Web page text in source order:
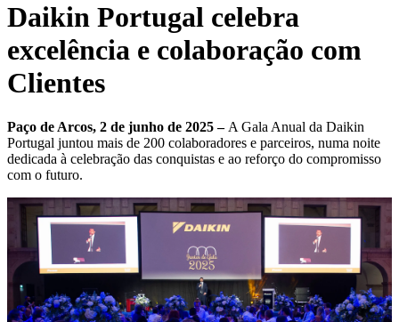
Daikin Portugal celebra
excelência e colaboração com
Clientes
Paço de Arcos, 2 de junho de 2025 –A Gala Anual da Daikin
Portugal juntou mais de 200 colaboradores e parceiros, numa noite
dedicada à celebração das conquistas e ao reforço do compromisso
com o futuro.